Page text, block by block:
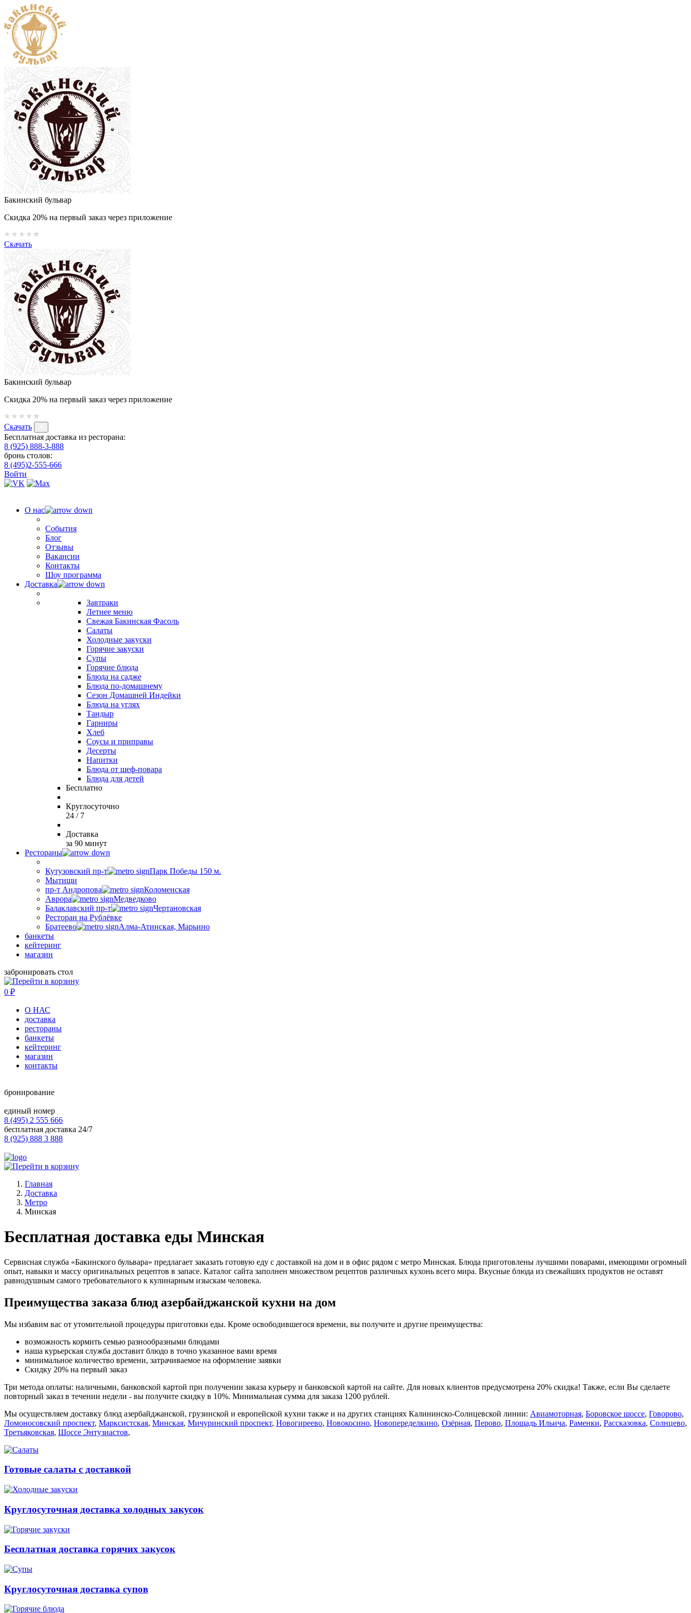
Бакинский бульвар
Скидка 20% на первый заказ через приложение
Скачать
Бакинский бульвар
Скидка 20% на первый заказ через приложение
Скачать
Бесплатная доставка из ресторана:
8 (925) 888-3-888
бронь столов:
8 (495)2-555-666
Войти
О нас
События
Блог
Отзывы
Вакансии
Контакты
Шоу программа
Доставка
Завтраки
Летнее меню
Свежая Бакинская Фасоль
Салаты
Холодные закуски
Горячие закуски
Супы
Горячие блюда
Блюда на садже
Блюда по-домашнему
Сезон Домашней Индейки
Блюда на углях
Тандыр
Гарниры
Хлеб
Соусы и приправы
Десерты
Напитки
Блюда от шеф-повара
Блюда для детей
Бесплатно
Круглосуточно
24 / 7
Доставка
за 90 минут
Рестораны
Кутузовский пр-т
Парк Победы 150 м.
Мытищи
пр-т Андропова
Коломенская
Аврора
Медведково
Балаклавский пр-т
Чертановская
Ресторан на Рублёвке
Братеево
Алма-Атинская, Марьино
банкеты
кейтеринг
магазин
забронировать стол
0 ₽
О НАС
доставка
рестораны
банкеты
кейтеринг
магазин
контакты
бронирование
единый номер
8 (495) 2 555 666
бесплатная доставка 24/7
8 (925) 888 3 888
Главная
Доставка
Метро
Минская
Бесплатная доставка еды Минская
Сервисная служба «Бакинского бульвара» предлагает заказать готовую еду с доставкой на дом и в офис рядом с метро Минская. Блюда приготовлены лучшими поварами, имеющими огромный
опыт, навыки и массу оригинальных рецептов в запасе. Каталог сайта заполнен множеством рецептов различных кухонь всего мира. Вкусные блюда из свежайших продуктов не оставят
равнодушным самого требовательного к кулинарным изыскам человека.
Преимущества заказа блюд азербайджанской кухни на дом
Мы избавим вас от утомительной процедуры приготовки еды. Кроме освободившегося времени, вы получите и другие преимущества:
возможность кормить семью разнообразными блюдами
наша курьерская служба доставит блюдо в точно указанное вами время
минимальное количество времени, затрачиваемое на оформление заявки
Скидку 20% на первый заказ
Три метода оплаты: наличными, банковской картой при получении заказа курьеру и банковской картой на сайте. Для новых клиентов предусмотрена 20% скидка! Также, если Вы сделаете
повторный заказ в течении недели - вы получите скидку в 10%. Минимальная сумма для заказа 1200 рублей.
Мы осуществляем доставку блюд азербайджанской, грузинской и европейской кухни также и на других станциях Калининско-Солнцевской линии: Авиамоторная, Боровское шоссе, Говорово,
Ломоносовский проспект, Марксистская, Минская, Мичуринский проспект, Новогиреево, Новокосино, Новопеределкино, Озёрная, Перово, Площадь Ильича, Раменки, Рассказовка, Солнцево,
Третьяковская, Шоссе Энтузиастов,
Готовые салаты с доставкой
Круглосуточная доставка холодных закусок
Бесплатная доставка горячих закусок
Круглосуточная доставка супов